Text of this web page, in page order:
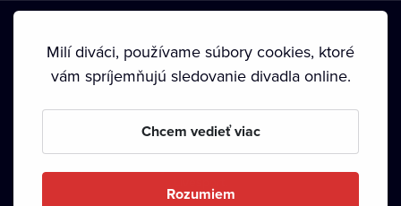
používania Cookies• Autorské práva
Milí diváci, používame súbory cookies, ktoré
vám spríjemňujú sledovanie divadla online.
Chcem vedieť viac
Rozumiem